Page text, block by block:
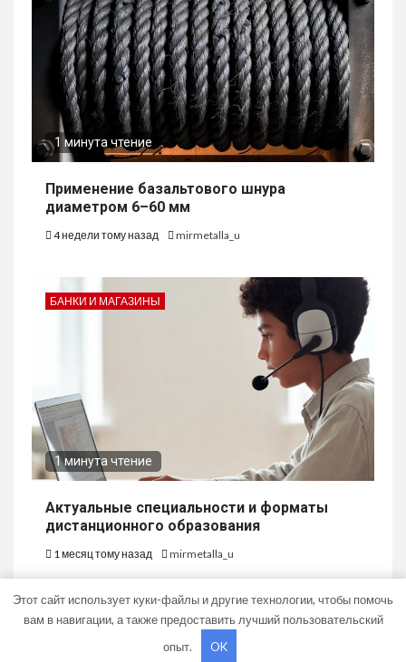
1 минута чтение
Применение базальтового шнура
диаметром 6–60 мм
4 недели тому назад mirmetalla_u
БАНКИ И МАГАЗИНЫ
1 минута чтение
Актуальные специальности и форматы
дистанционного образования
1 месяц тому назад mirmetalla_u
Copyright © Все права защищены.
Этот сайт использует куки-файлы и другие технологии, чтобы помочь
вам в навигации, а также предоставить лучший пользовательский
опыт.
OK